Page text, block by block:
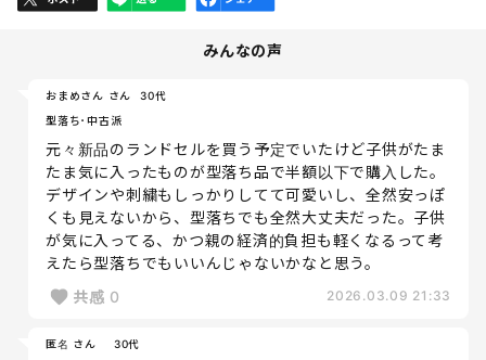
みんなの声
おまめさん さん
30代
型落ち･中古派
元々新品のランドセルを買う予定でいたけど子供がたま
たま気に入ったものが型落ち品で半額以下で購入した。
デザインや刺繍もしっかりしてて可愛いし、全然安っぽ
くも見えないから、型落ちでも全然大丈夫だった。子供
が気に入ってる、かつ親の経済的負担も軽くなるって考
えたら型落ちでもいいんじゃないかなと思う。
共感 0 2026.03.09 21:33
匿名 さん
30代